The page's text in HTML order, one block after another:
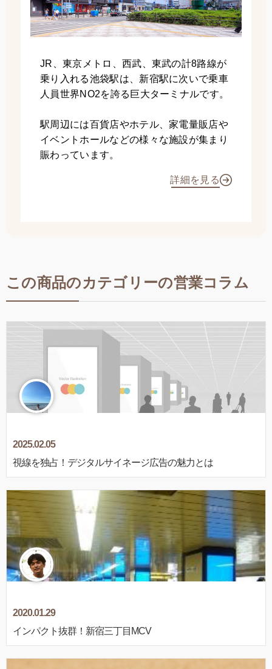
JR、東京メトロ、西武、東武の計8路線が
乗り入れる池袋駅は、新宿駅に次いで乗車
人員世界NO2を誇る巨大ターミナルです。
駅周辺には百貨店やホテル、家電量販店や
イベントホールなどの様々な施設が集まり
賑わっています。
詳細を見る
この商品のカテゴリーの営業コラム
2025.02.05
視線を独占！デジタルサイネージ広告の魅力とは
2020.01.29
インパクト抜群！新宿三丁目MCV